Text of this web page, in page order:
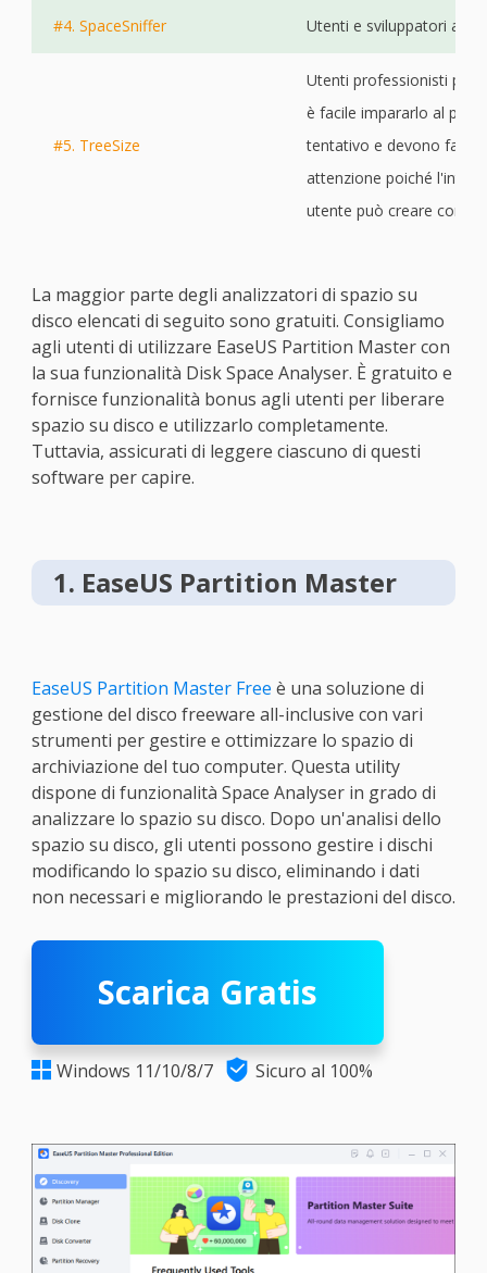
#4. SpaceSniffer Utenti e sviluppatori
#5. TreeSize
Utenti professionisti
è facile impararlo al
tentativo e devono fare
attenzione poiché
utente può creare
La maggior parte degli analizzatori di spazio su
disco elencati di seguito sono gratuiti. Consigliamo
agli utenti di utilizzare EaseUS Partition Master con
la sua funzionalità Disk Space Analyser. È gratuito e
fornisce funzionalità bonus agli utenti per liberare
spazio su disco e utilizzarlo completamente.
Tuttavia, assicurati di leggere ciascuno di questi
software per capire.
1. EaseUS Partition Master
EaseUS Partition Master Free è una soluzione di
gestione del disco freeware all-inclusive con vari
strumenti per gestire e ottimizzare lo spazio di
archiviazione del tuo computer. Questa utility
dispone di funzionalità Space Analyser in grado di
analizzare lo spazio su disco. Dopo un'analisi dello
spazio su disco, gli utenti possono gestire i dischi
modificando lo spazio su disco, eliminando i dati
non necessari e migliorando le prestazioni del disco.
Scarica Gratis
 Windows 11/10/8/7  Sicuro al 100%